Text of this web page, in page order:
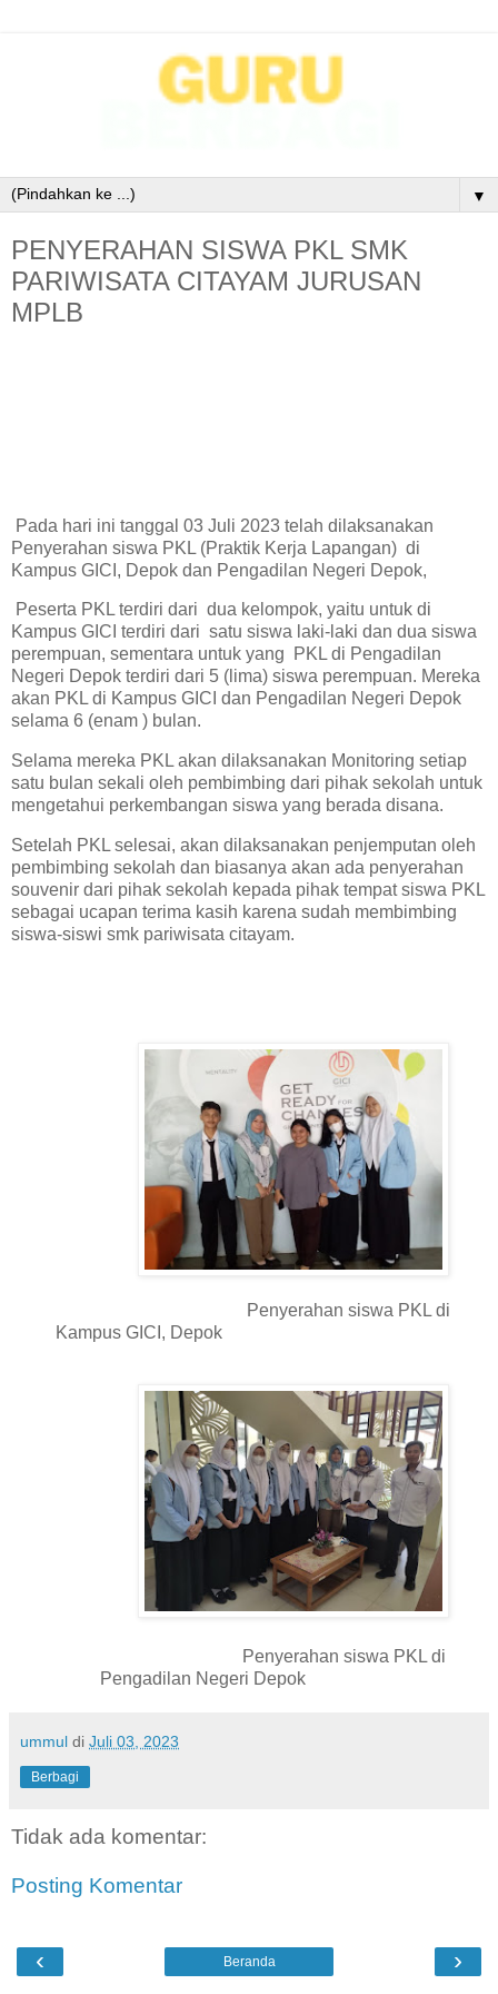
▼
PENYERAHAN SISWA PKL SMK
PARIWISATA CITAYAM JURUSAN
MPLB
Pada hari ini tanggal 03 Juli 2023 telah dilaksanakan
Penyerahan siswa PKL (Praktik Kerja Lapangan) di
Kampus GICI, Depok dan Pengadilan Negeri Depok,
Peserta PKL terdiri dari dua kelompok, yaitu untuk di
Kampus GICI terdiri dari satu siswa laki-laki dan dua siswa
perempuan, sementara untuk yang PKL di Pengadilan
Negeri Depok terdiri dari 5 (lima) siswa perempuan. Mereka
akan PKL di Kampus GICI dan Pengadilan Negeri Depok
selama 6 (enam ) bulan.
Selama mereka PKL akan dilaksanakan Monitoring setiap
satu bulan sekali oleh pembimbing dari pihak sekolah untuk
mengetahui perkembangan siswa yang berada disana.
Setelah PKL selesai, akan dilaksanakan penjemputan oleh
pembimbing sekolah dan biasanya akan ada penyerahan
souvenir dari pihak sekolah kepada pihak tempat siswa PKL
sebagai ucapan terima kasih karena sudah membimbing
siswa-siswi smk pariwisata citayam.
Penyerahan siswa PKL di
Kampus GICI, Depok
Penyerahan siswa PKL di
Pengadilan Negeri Depok
ummul di Juli 03, 2023
Berbagi
Tidak ada komentar:
Posting Komentar
‹ ›
Beranda